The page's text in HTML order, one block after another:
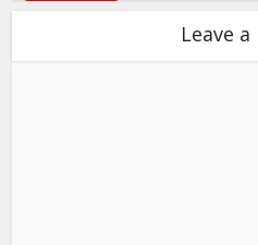
Leave a